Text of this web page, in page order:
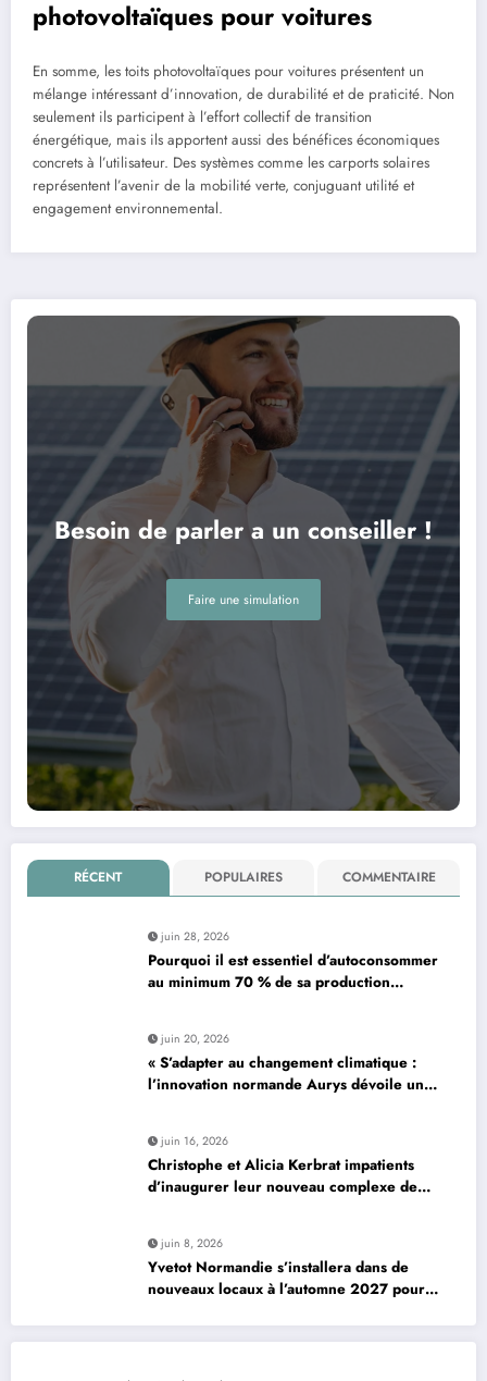
photovoltaïques pour voitures
En somme, les toits photovoltaïques pour voitures présentent un
mélange intéressant d’innovation, de durabilité et de praticité. Non
seulement ils participent à l’effort collectif de transition
énergétique, mais ils apportent aussi des bénéfices économiques
concrets à l’utilisateur. Des systèmes comme les carports solaires
représentent l’avenir de la mobilité verte, conjuguant utilité et
engagement environnemental.
Besoin de parler a un conseiller !
Faire une simulation
RÉCENT POPULAIRES COMMENTAIRE
juin 28, 2026
Pourquoi il est essentiel d’autoconsommer
au minimum 70 % de sa production
juin 20, 2026
« S’adapter au changement climatique :
l’innovation normande Aurys dévoile un
juin 16, 2026
Christophe et Alicia Kerbrat impatients
d’inaugurer leur nouveau complexe de
juin 8, 2026
Yvetot Normandie s’installera dans de
nouveaux locaux à l’automne 2027 pour